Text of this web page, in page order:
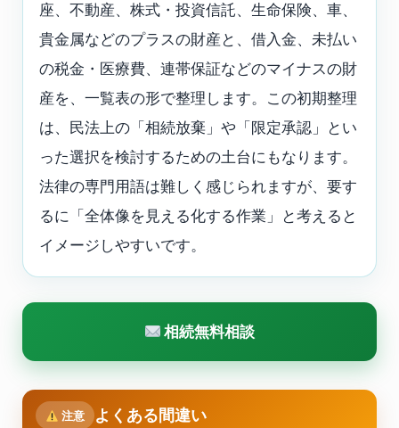
座、不動産、株式・投資信託、生命保険、車、
貴金属などのプラスの財産と、借入金、未払い
の税金・医療費、連帯保証などのマイナスの財
産を、一覧表の形で整理します。この初期整理
は、民法上の「相続放棄」や「限定承認」とい
った選択を検討するための土台にもなります。
法律の専門用語は難しく感じられますが、要す
るに「全体像を見える化する作業」と考えると
イメージしやすいです。
相続無料相談
注意 よくある間違い